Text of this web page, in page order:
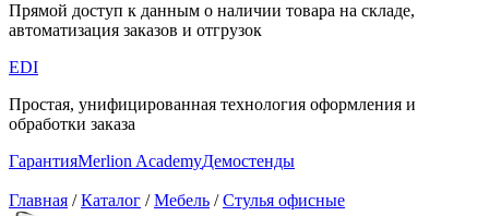
Прямой доступ к данным о наличии товара на складе,
автоматизация заказов и отгрузок
EDI
Простая, унифицированная технология оформления и
обработки заказа
ГарантияMerlion AcademyДемостенды
Главная /Каталог /Мебель /Стулья офисные